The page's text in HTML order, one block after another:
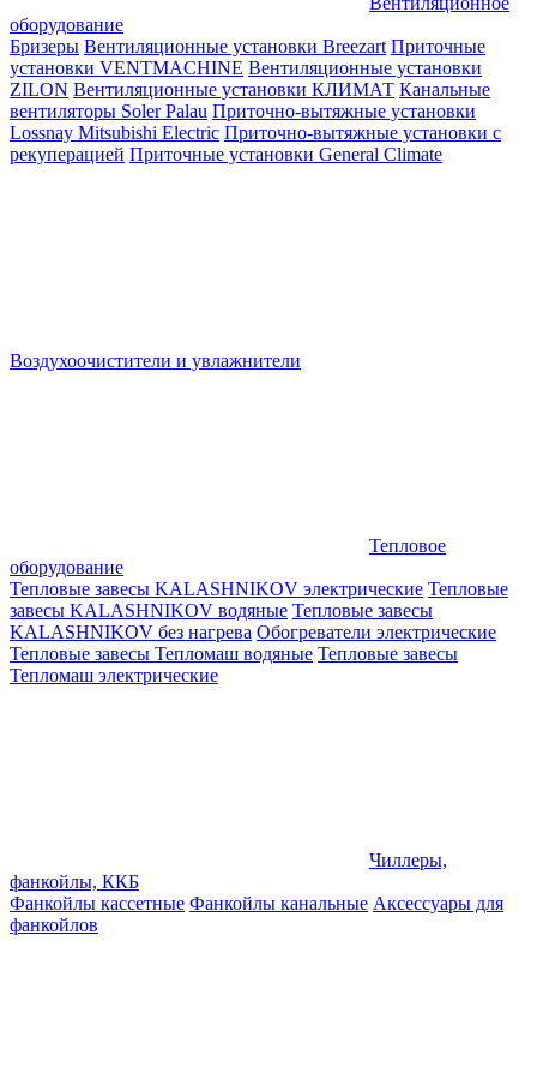
оборудование
Бризеры Вентиляционные установки Breezart Приточные
установки VENTMACHINE Вентиляционные установки
ZILON Вентиляционные установки КЛИМАТ Канальные
вентиляторы Soler Palau Приточно-вытяжные установки
Lossnay Mitsubishi Electric Приточно-вытяжные установки с
рекуперацией Приточные установки General Climate
Воздухоочистители и увлажнители
Тепловое
оборудование
Тепловые завесы KALASHNIKOV электрические Тепловые
завесы KALASHNIKOV водяные Тепловые завесы
KALASHNIKOV без нагрева Обогреватели электрические
Тепловые завесы Тепломаш водяные Тепловые завесы
Тепломаш электрические
Чиллеры,
фанкойлы, ККБ
Фанкойлы кассетные Фанкойлы канальные Аксессуары для
фанкойлов